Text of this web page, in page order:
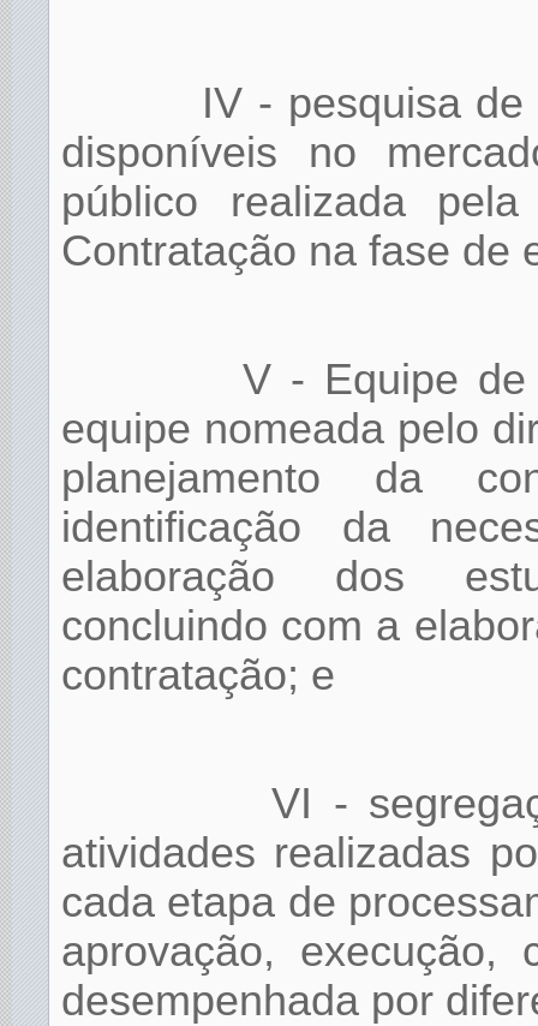
IV - pesquisa
disponíveis no
público realizada
Contratação na fase de
V - Equipe de
equipe nomeada pelo
planejamento da
identificação da
elaboração dos
concluindo com a
contratação; e
VI -
atividades realizadas
cada etapa de
aprovação, execução,
desempenhada por